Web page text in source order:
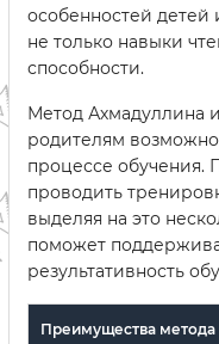
особенностей детей
не только навыки
способности.
Метод Ахмадуллина
родителям
процессе обучения.
проводить
выделяя на это
поможет
результативность
Преимущества метода